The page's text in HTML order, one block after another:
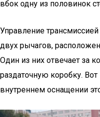
вбок одну из половинок
Управление
двух рычагов,
Один из них отвечает за
раздаточную коробку.
внутреннем оснащении